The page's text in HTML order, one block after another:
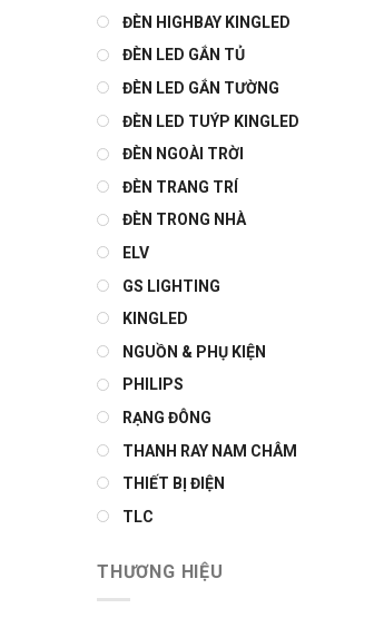
ĐÈN HIGHBAY KINGLED
ĐÈN LED GẮN TỦ
ĐÈN LED GẮN TƯỜNG
ĐÈN LED TUÝP KINGLED
ĐÈN NGOÀI TRỜI
ĐÈN TRANG TRÍ
ĐÈN TRONG NHÀ
ELV
GS LIGHTING
KINGLED
NGUỒN & PHỤ KIỆN
PHILIPS
RẠNG ĐÔNG
THANH RAY NAM CHÂM
THIẾT BỊ ĐIỆN
TLC
THƯƠNG HIỆU